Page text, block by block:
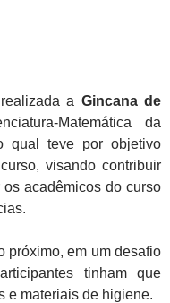
a Gincana de
Matemática da
qual teve por objetivo
visando contribuir
acadêmicos do curso
próximo, em um desafio
tinham que
e materiais de higiene.